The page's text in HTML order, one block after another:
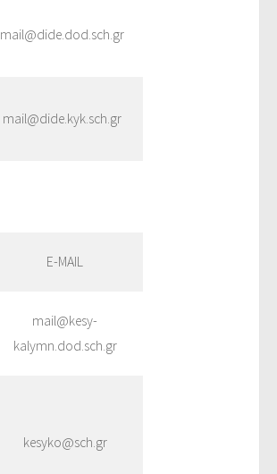
mail@dide.dod.sch.gr
mail@dide.kyk.sch.gr
E-MAIL
mail@kesy-
kalymn.dod.sch.gr
kesyko@sch.gr